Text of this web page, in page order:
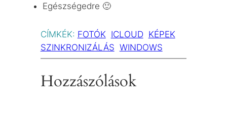
Egészségedre 🙂
CÍMKÉK: FOTÓK ICLOUD KÉPEK
SZINKRONIZÁLÁS WINDOWS
Hozzászólások